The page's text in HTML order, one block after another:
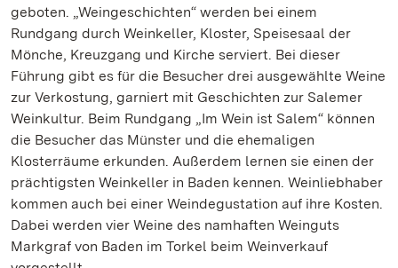
geboten. „Weingeschichten“ werden bei einem
Rundgang durch Weinkeller, Kloster, Speisesaal der
Mönche, Kreuzgang und Kirche serviert. Bei dieser
Führung gibt es für die Besucher drei ausgewählte Weine
zur Verkostung, garniert mit Geschichten zur Salemer
Weinkultur. Beim Rundgang „Im Wein ist Salem“ können
die Besucher das Münster und die ehemaligen
Klosterräume erkunden. Außerdem lernen sie einen der
prächtigsten Weinkeller in Baden kennen. Weinliebhaber
kommen auch bei einer Weindegustation auf ihre Kosten.
Dabei werden vier Weine des namhaften Weinguts
Markgraf von Baden im Torkel beim Weinverkauf